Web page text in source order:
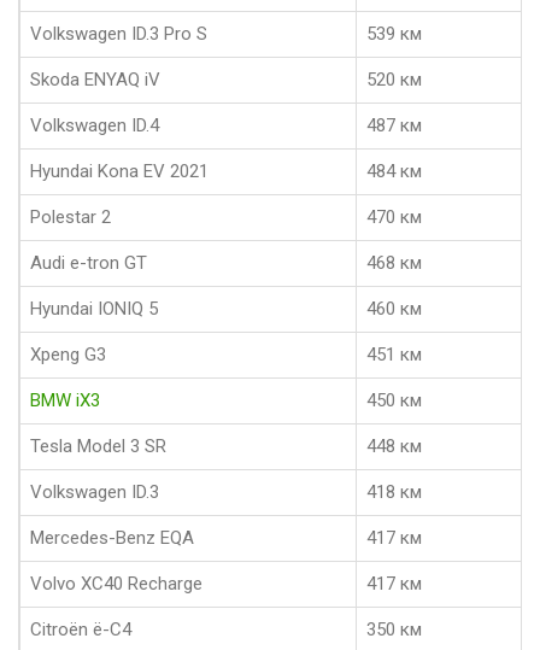
Volkswagen ID.3 Pro S 539 км
Skoda ENYAQ iV 520 км
Volkswagen ID.4 487 км
Hyundai Kona EV 2021 484 км
Polestar 2 470 км
Audi e-tron GT 468 км
Hyundai IONIQ 5 460 км
Xpeng G3 451 км
BMW iX3 450 км
Tesla Model 3 SR 448 км
Volkswagen ID.3 418 км
Mercedes-Benz EQA 417 км
Volvo XC40 Recharge 417 км
Citroën ë-C4 350 км